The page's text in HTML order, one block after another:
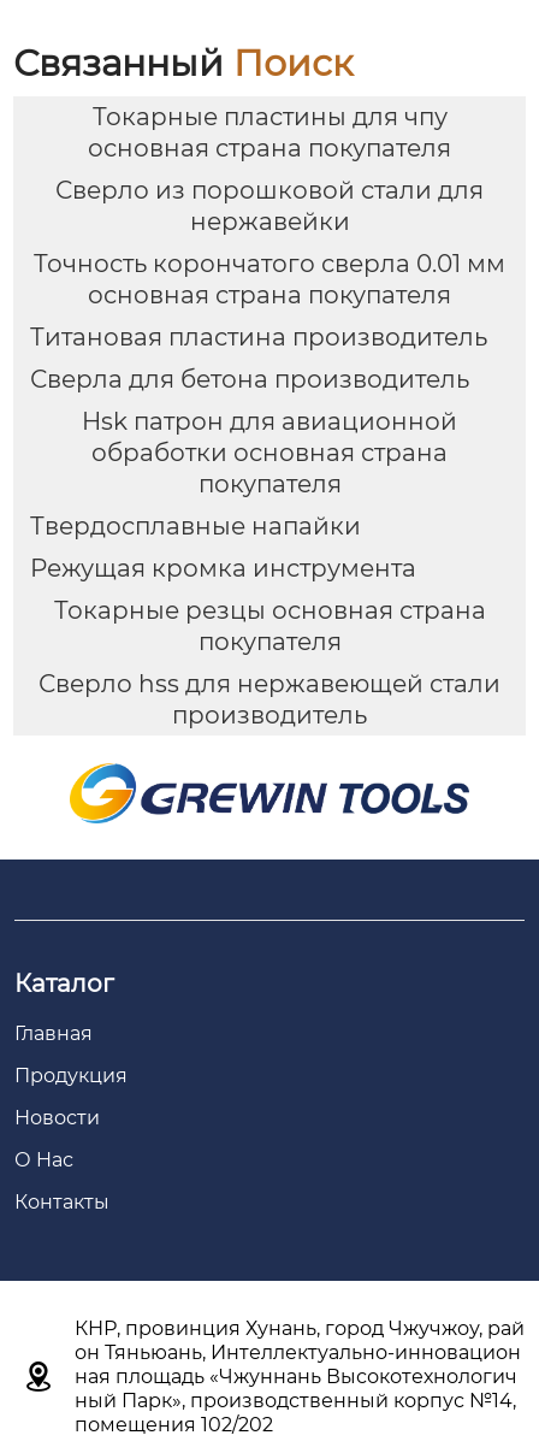
Связанный Поиск
Токарные пластины для чпу
основная страна покупателя
Сверло из порошковой стали для
нержавейки
Точность корончатого сверла 0.01 мм
основная страна покупателя
Титановая пластина производитель
Сверла для бетона производитель
Hsk патрон для авиационной
обработки основная страна
покупателя
Твердосплавные напайки
Режущая кромка инструмента
Токарные резцы основная страна
покупателя
Сверло hss для нержавеющей стали
производитель
Каталог
Главная
Продукция
Новости
О Hас
Контакты

КНР, провинция Хунань, город Чжучжоу, рай
он Тяньюань, Интеллектуально-инновацион
ная площадь «Чжуннань Высокотехнологич
ный Парк», производственный корпус №14,
помещения 102/202